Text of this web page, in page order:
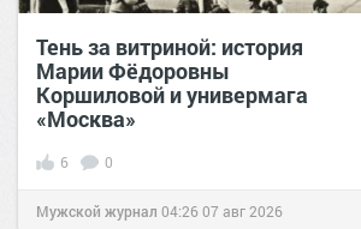
Тень за витриной: история
Марии Фёдоровны
Коршиловой и универмага
«Москва»
6 0
Мужской журнал 04:2607 авг 2026